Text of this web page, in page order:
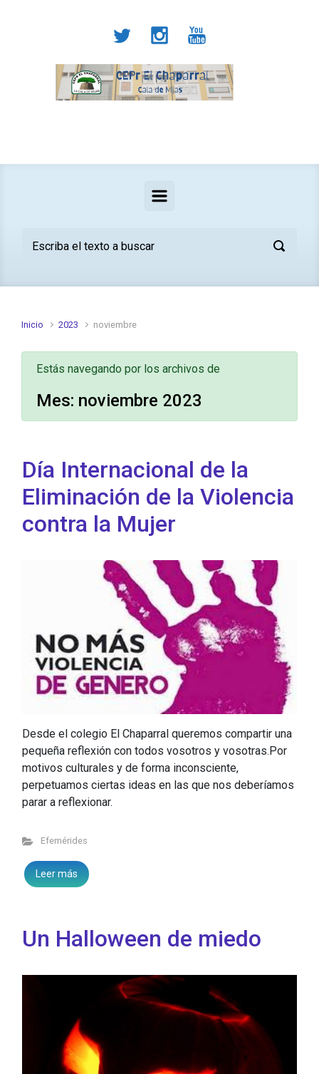
Inicio 2023 noviembre
Estás navegando por los archivos de
Mes: noviembre 2023
Día Internacional de la
Eliminación de la Violencia
contra la Mujer
Desde el colegio El Chaparral queremos compartir una
pequeña reflexión con todos vosotros y vosotras.Por
motivos culturales y de forma inconsciente,
perpetuamos ciertas ideas en las que nos deberíamos
parar a reflexionar.
Efemérides
Leer más
Un Halloween de miedo